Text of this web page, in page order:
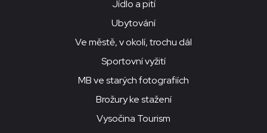
Jídlo a pití
Ubytování
Ve městě, v okolí, trochu dál
Sportovní vyžití
MB ve starých fotografiích
Brožury ke stažení
Vysočina Tourism